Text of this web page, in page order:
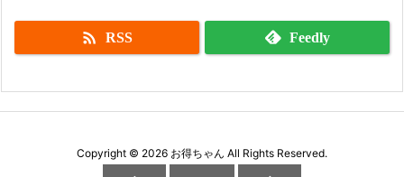
 RSS Feedly
Copyright © 2026 お得ちゃん All Rights Reserved.